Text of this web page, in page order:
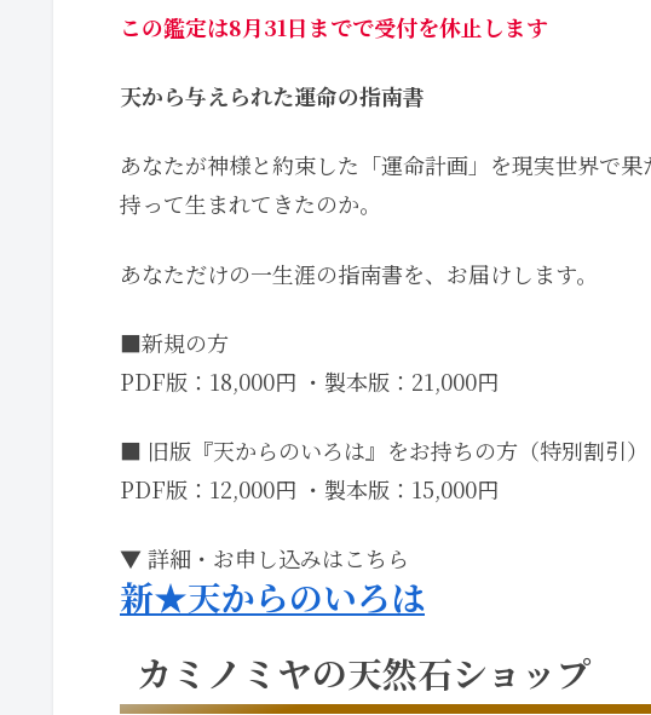
この鑑定は8月31日までで受付を休止します
天から与えられた運命の指南書
あなたが神様と約束した「運命計画」を現実世界で
持って生まれてきたのか。
あなただけの一生涯の指南書を、お届けします。
■新規の方
PDF版：18,000円 ・製本版：21,000円
■ 旧版『天からのいろは』をお持ちの方（特別割引）
PDF版：12,000円 ・製本版：15,000円
▼ 詳細・お申し込みはこちら
新★天からのいろは
カミノミヤの天然石ショップ